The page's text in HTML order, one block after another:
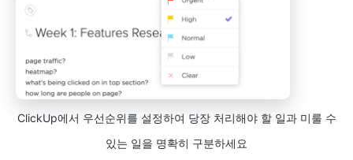
ClickUp에서 우선순위를 설정하여 당장 처리해야 할 일과 미룰 수
있는 일을 명확히 구분하세요